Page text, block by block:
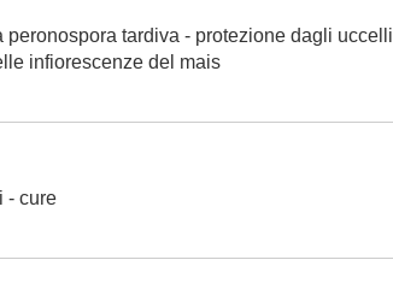
tardiva - protezione dagli uccelli
infiorescenze del mais
- cure